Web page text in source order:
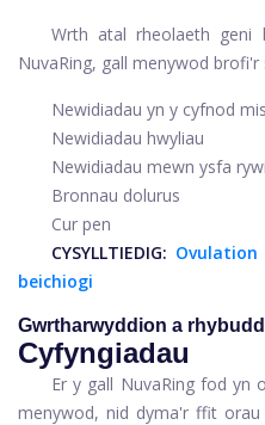
Wrth atal rheolaeth geni
NuvaRing, gall menywod
Newidiadau yn y cyfnod
Newidiadau hwyliau
Newidiadau mewn ysfa
Bronnau dolurus
Cur pen
CYSYLLTIEDIG:
beichiogi
Gwrtharwyddion a
Cyfyngiadau
Er y gall NuvaRing fod yn
menywod, nid dyma'r ffit